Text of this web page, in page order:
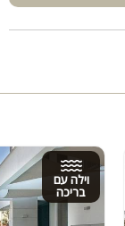
וילה עם
בריכה